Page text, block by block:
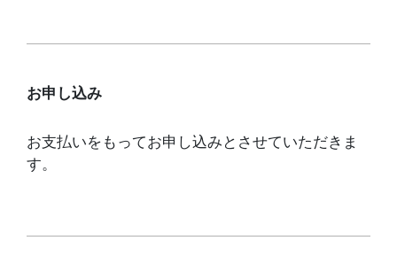
お申し込み
お支払いをもってお申し込みとさせていただきま
す。